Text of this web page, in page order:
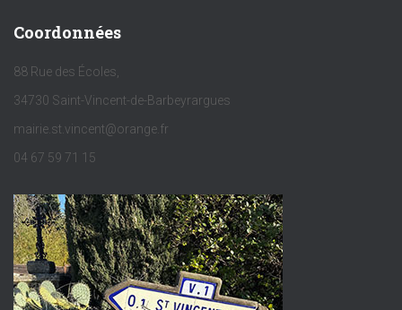
Coordonnées
88 Rue des Écoles,
34730 Saint-Vincent-de-Barbeyrargues
mairie.st.vincent@orange.fr
04 67 59 71 15